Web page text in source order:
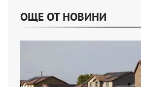
ОЩЕ ОТ НОВИНИ